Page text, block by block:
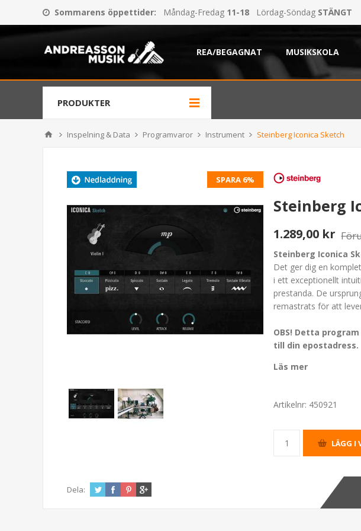
Sommarens öppettider: Måndag-Fredag 11-18 Lördag-Söndag STÄNGT
REA/BEGAGNAT MUSIKSKOLA
PRODUKTER
Inspelning & Data Programvaror Instrument Steinberg Iconica Sketch
SPARA 6%
Steinberg
1.289,00 kr
Steinberg Iconica
Det ger dig en
i ett exceptionellt
prestanda. De
remastrats för att
OBS! Detta
till din epostadress.
Läs mer
Artikelnr: 450921
Dela: